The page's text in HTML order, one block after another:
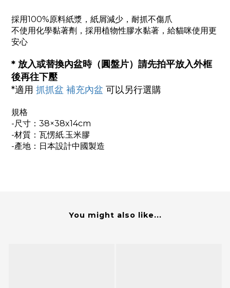
採用100%原料紙漿，紙屑減少，耐抓不傷爪
不使用化學黏著劑，採用植物性膠水黏著，給貓咪使用更
安心
* 放入或替換內盆時（圓盤片）請先拍平放入外框
後再往下壓
*適用 抓抓盆 補充內盆 可以另行選購
規格
-尺寸 ：38×38x14cm
-材質 ：瓦愣紙.玉米膠
-產地：日本設計中國製造
You might also like...